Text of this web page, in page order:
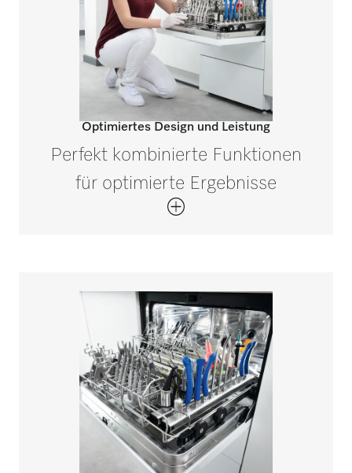
Optimiertes Design und Leistung
Perfekt kombinierte Funktionen
für optimierte Ergebnisse